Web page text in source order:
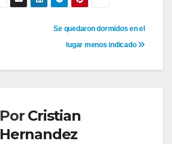
Se quedaron dormidos en el
lugar menos indicado
Por Cristian
Hernandez